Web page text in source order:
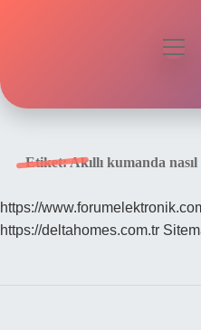
Hakkımızda
Etiket:Akıllı kumanda
https://
https://deltahomes.com.tr